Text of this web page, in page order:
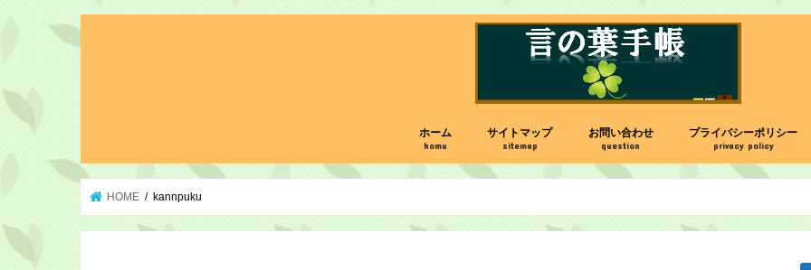
ホーム
homu
サイトマップ
sitemap
お問い合わせ
question
プライバシーポリシー
privacy policy
HOME kannpuku